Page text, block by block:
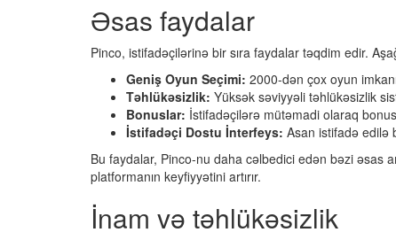
Əsas faydalar
Pinco, istifadəçilərinə bir sıra faydalar təqdim edir.
Geniş Oyun Seçimi: 2000-dən çox oyun
Təhlükəsizlik: Yüksək səviyyəli təhlükəsizlik
Bonuslar: İstifadəçilərə mütəmadi olaraq
İstifadəçi Dostu İnterfeys: Asan istifadə edilə
Bu faydalar, Pinco-nu daha cəlbedici edən bəzi əsas
platformanın keyfiyyətini artırır.
İnam və təhlükəsizlik